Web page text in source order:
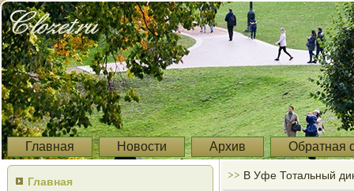
Главная Новости Архив Обратная
Главная
>> В Уфе Тотальный